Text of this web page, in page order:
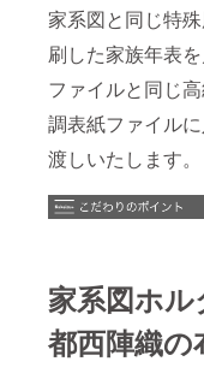
家系図と同じ特
刷した家族年表
ファイルと同じ
調表紙ファイル
渡しいたします。
家系図ホ
都西陣織の